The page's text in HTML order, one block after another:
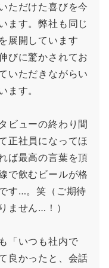
ただけた喜びを今
ます。弊社も同じ
展開しています
びに驚かされてお
いただきながらい
ます。
ビューの終わり間
正社員になってほ
ば最高の言葉を頂
で飲むビールが格
す…。笑（ご期待
ません…！）
「いつも社内で
良かったと、会話